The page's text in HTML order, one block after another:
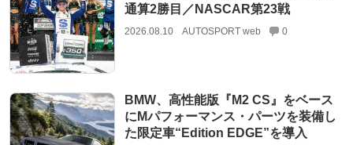
通算2勝目／NASCAR第23戦
2026.08.10 AUTOSPORT web 0
BMW、高性能版『M2 CS』をベース
にMパフォーマンス・パーツを装備し
た限定車“Edition EDGE”を導入